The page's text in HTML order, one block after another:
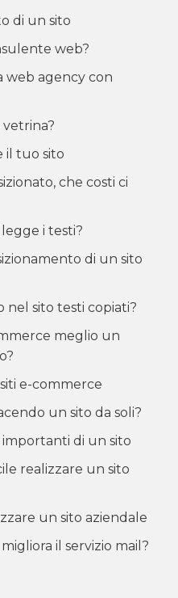
di un sito
web?
web agency con
il tuo sito
che costi ci
legge i testi?
di un sito
nel sito testi copiati?
meglio un
e-commerce
un sito da soli?
di un sito
realizzare un sito
un sito aziendale
il servizio mail?